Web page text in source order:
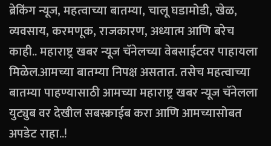
ब्रेकिंग न्यूज, महत्वाच्या बातम्या, चालू घडामोडी, खेळ,
व्यवसाय, करमणूक, राजकारण, अध्यात्म आणि बरेच
काही.. महाराष्ट्र खबर न्यूज चॅनेलच्या वेबसाईटवर पाहायला
मिळेल.आमच्या बातम्या निपक्ष असतात. तसेच महत्वाच्या
बातम्या पाहण्यासाठी आमच्या महाराष्ट्र खबर न्यूज चॅनेलला
युट्युब वर देखील सबस्क्राईब करा आणि आमच्यासोबत
अपडेट राहा..!